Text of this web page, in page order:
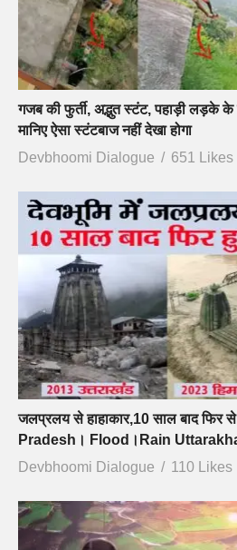
गजब की फुर्ती, अद्भुत स्टंट, पहाड़ी लड़के
मानिए ऐसा स्टंटबाज नहीं देखा होगा
Devbhoomi Dialogue
651 Likes
जलप्रलय से हाहाकार,10 साल बाद फिर
Pradesh। Flood।Rain
Devbhoomi Dialogue
110 Likes